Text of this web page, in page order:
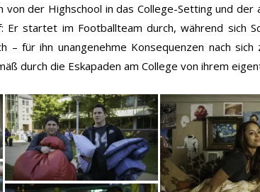
von der Highschool in das College-Setting und der
Er startet im Footballteam durch, während sich
– für ihn unangenehme Konsequenzen nach
durch die Eskapaden am College von ihrem